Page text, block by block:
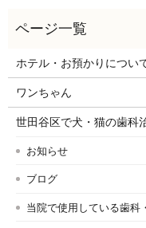
ホテル・お預かりについ
ワンちゃん
世田谷区で犬・猫の歯科
お知らせ
ブログ
当院で使用している歯科